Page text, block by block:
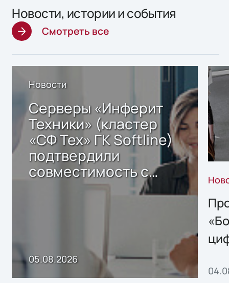
Новости, истории и события
Смотреть все
Новости
Серверы «Инферит
Техники» (кластер
«СФ Тех» ГК Softline)
подтвердили
совместимость с
решением Sharx
05.08.2026